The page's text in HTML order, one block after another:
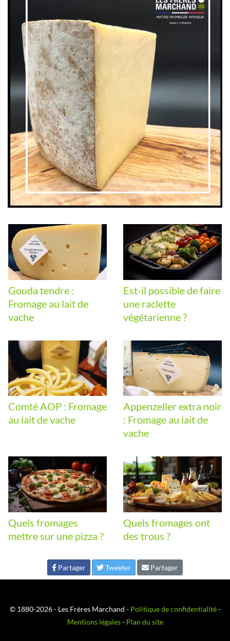
Gouda tendre :
Fromage au lait de
vache
Est-il possible de faire
une raclette
végétarienne ?
Comté AOP : Fromage
au lait de vache
Appenzeller extra noir
: Fromage au lait de
vache
Quels fromages
mettre sur une pizza ?
Quels fromages ont
des trous ?
Partager Tweeter Partager
© 1880-2026 - Les Frères Marchand - Politique de confidentialité-
Mentions légales- Plan du site